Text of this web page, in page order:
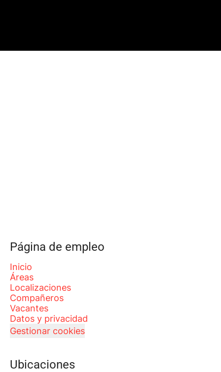
Página de empleo
Inicio
Áreas
Localizaciones
Compañeros
Vacantes
Datos y privacidad
Gestionar cookies
Ubicaciones